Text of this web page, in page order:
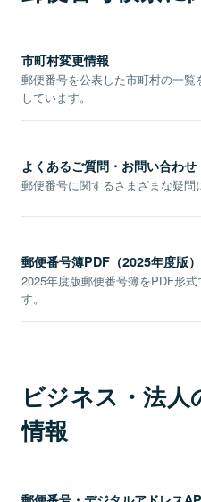
市町村変更情報
郵便番号を公表した市町村の一
しています。
よくあるご質問・お問い合わせ
郵便番号に関するさまざまな疑問
郵便番号簿PDF（2025年度版）
2025年度版郵便番号簿をPDF形
す。
ビジネス・法
情報